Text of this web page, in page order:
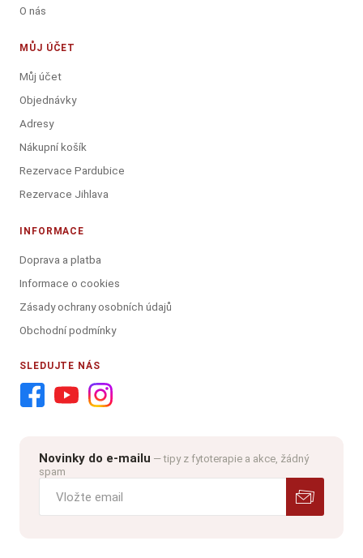
O nás
MŮJ ÚČET
Můj účet
Objednávky
Adresy
Nákupní košík
Rezervace Pardubice
Rezervace Jihlava
INFORMACE
Doprava a platba
Informace o cookies
Zásady ochrany osobních údajů
Obchodní podmínky
SLEDUJTE NÁS
Novinky do e-mailu — tipy z fytoterapie a akce, žádný
spam